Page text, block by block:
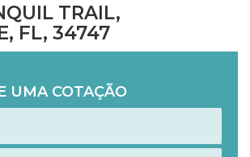
TRAIL,
FL, 34747
UMA COTAÇÃO